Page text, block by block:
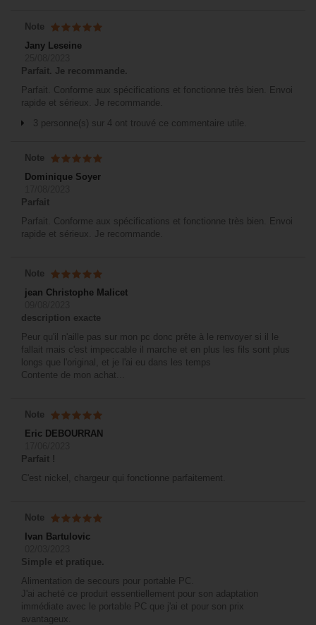
Note
Jany Leseine
Parfait. Je recommande.
Parfait. Conforme aux spécifications et fonctionne très bien. Envoi
rapide et sérieux. Je recommande.
3 personne(s) sur 4 ont trouvé ce commentaire utile.
Note
Dominique Soyer
Parfait
Parfait. Conforme aux spécifications et fonctionne très bien. Envoi
rapide et sérieux. Je recommande.
Note
jean Christophe Malicet
description exacte
Peur qu'il n'aille pas sur mon pc donc prête à le renvoyer si il le
fallait mais c'est impeccable il marche et en plus les fils sont plus
longs que l'original, et je l'ai eu dans les temps
Contente de mon achat...
Note
Eric DEBOURRAN
Parfait !
C'est nickel, chargeur qui fonctionne parfaitement.
Note
Ivan Bartulovic
Simple et pratique.
Alimentation de secours pour portable PC.
J'ai acheté ce produit essentiellement pour son adaptation
immédiate avec le portable PC que j'ai et pour son prix
avantageux.